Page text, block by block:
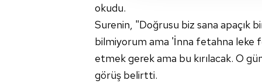
Çerezlere ilişkin tercihlerinizi
Çerez
6698 sayılı Kişisel Verilerin
okudu.
Surenin, "Doğrusu biz sana apaçık
bilmiyorum ama 'İnna fetahna leke
etmek gerek ama bu kırılacak. O
görüş belirtti.